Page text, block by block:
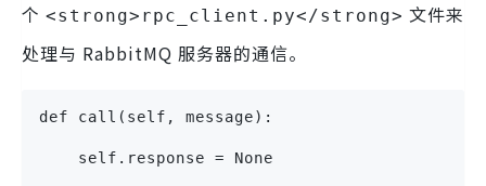
个 <strong>rpc_client.py</strong> 文件来
处理与 RabbitMQ 服务器的通信。
def call(self, message):
    self.response = None